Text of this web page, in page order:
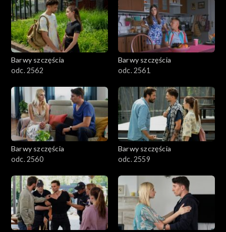
Barwy szczęścia
odc. 2562
Barwy szczęścia
odc. 2561
Barwy szczęścia
odc. 2560
Barwy szczęścia
odc. 2559